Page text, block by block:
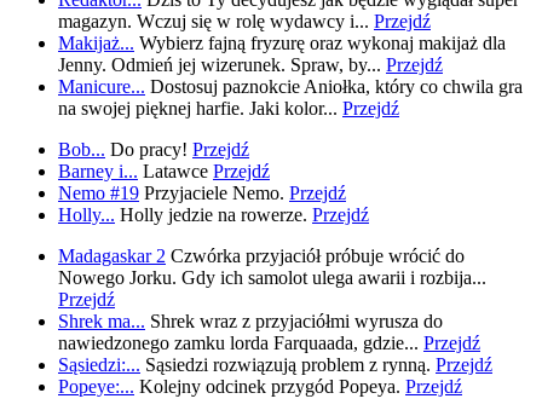
magazyn. Wczuj się w rolę wydawcy i... Przejdź
Makijaż... Wybierz fajną fryzurę oraz wykonaj makijaż dla
Jenny. Odmień jej wizerunek. Spraw, by... Przejdź
Manicure... Dostosuj paznokcie Aniołka, który co chwila gra
na swojej pięknej harfie. Jaki kolor... Przejdź
Bob... Do pracy! Przejdź
Barney i... Latawce Przejdź
Nemo #19 Przyjaciele Nemo. Przejdź
Holly... Holly jedzie na rowerze. Przejdź
Madagaskar 2 Czwórka przyjaciół próbuje wrócić do
Nowego Jorku. Gdy ich samolot ulega awarii i rozbija...
Przejdź
Shrek ma... Shrek wraz z przyjaciółmi wyrusza do
nawiedzonego zamku lorda Farquaada, gdzie... Przejdź
Sąsiedzi:... Sąsiedzi rozwiązują problem z rynną. Przejdź
Popeye:... Kolejny odcinek przygód Popeya. Przejdź